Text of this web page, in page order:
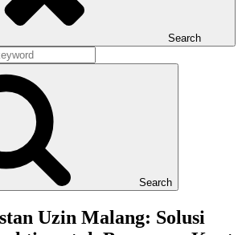
Search
Search
Uzin Malang: Solusi